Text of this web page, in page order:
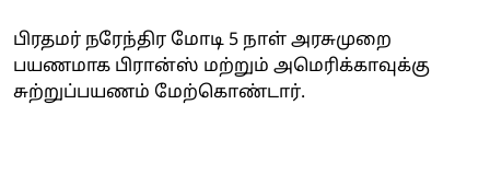
பிரதமர் நரேந்திர மோடி 5 நாள் அரசுமுறை
பயணமாக பிரான்ஸ் மற்றும் அமெரிக்காவுக்கு
சுற்றுப்பயணம் மேற்கொண்டார்.